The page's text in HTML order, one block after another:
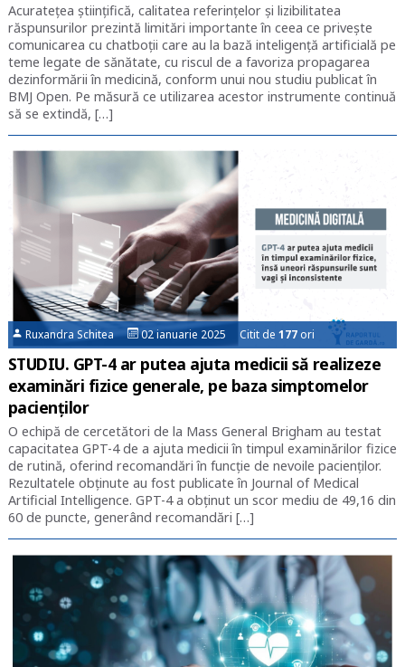
Acuratețea științifică, calitatea referințelor și lizibilitatea
răspunsurilor prezintă limitări importante în ceea ce priveşte
comunicarea cu chatboții care au la bază inteligență artificială pe
teme legate de sănătate, cu riscul de a favoriza propagarea
dezinformării în medicină, conform unui nou studiu publicat în
BMJ Open. Pe măsură ce utilizarea acestor instrumente continuă
să se extindă, […]
Ruxandra Schitea 02 ianuarie 2025 Citit de177 ori
STUDIU. GPT-4 ar putea ajuta medicii să realizeze
examinări fizice generale, pe baza simptomelor
pacienților
O echipă de cercetători de la Mass General Brigham au testat
capacitatea GPT-4 de a ajuta medicii în timpul examinărilor fizice
de rutină, oferind recomandări în funcție de nevoile pacienților.
Rezultatele obținute au fost publicate în Journal of Medical
Artificial Intelligence. GPT-4 a obținut un scor mediu de 49,16 din
60 de puncte, generând recomandări […]